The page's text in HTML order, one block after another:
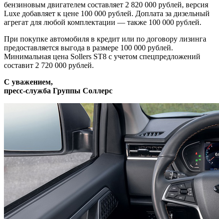
бензиновым двигателем составляет 2 820 000 рублей, версия
Luxe добавляет к цене 100 000 рублей. Доплата за дизельный
агрегат для любой комплектации — также 100 000 рублей.
При покупке автомобиля в кредит или по договору лизинга
предоставляется выгода в размере 100 000 рублей.
Минимальная цена Sollers ST8 с учетом спецпредложений
составит 2 720 000 рублей.
C уважением,
пресс-служба Группы Соллерс